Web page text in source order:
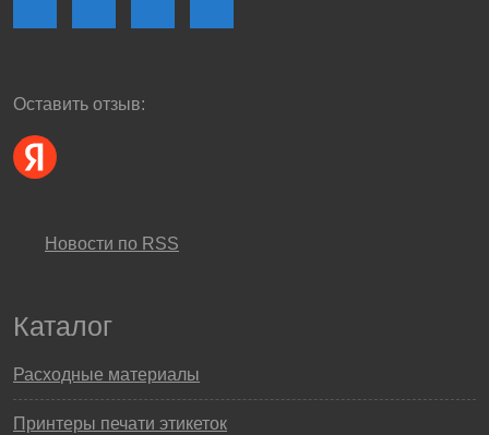
Оставить отзыв:
Новости по RSS
Каталог
Расходные материалы
Принтеры печати этикеток